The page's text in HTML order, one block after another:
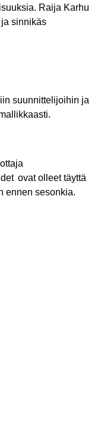
Raija Karhu
sinnikäs
suunnittelijoihin ja
ovat olleet täyttä
ennen sesonkia.